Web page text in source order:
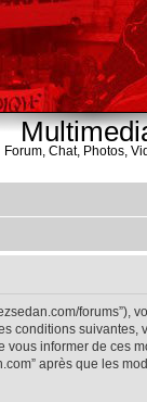
Forum, Chat, Photos,
forums”),
conditions
vous informer de ces
après que les